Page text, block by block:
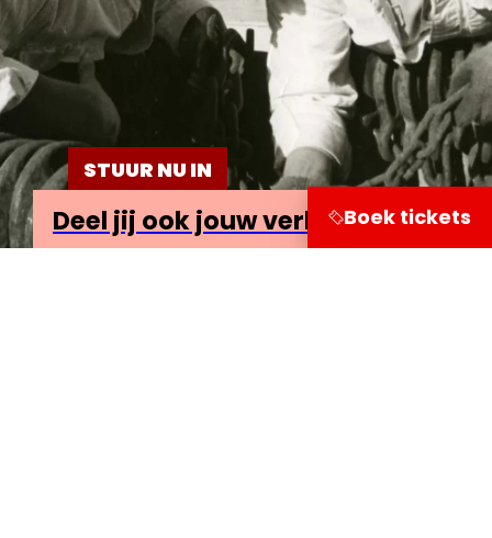
STUUR NU IN
Deel jij ook jouw verhaal?Boek tickets